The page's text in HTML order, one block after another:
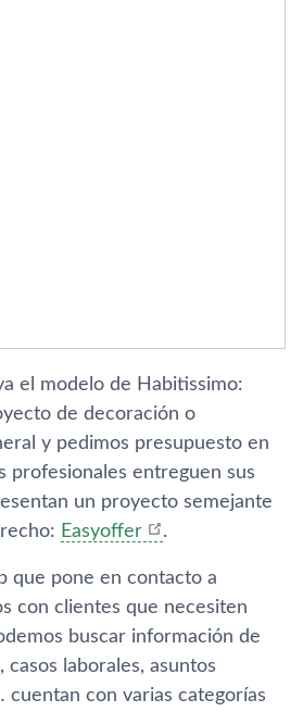
el modelo de Habitissimo:
de decoración o
y pedimos presupuesto en
profesionales entreguen sus
un proyecto semejante
Easyoffer .
que pone en contacto a
con clientes que necesiten
buscar información de
laborales, asuntos
cuentan con varias categorí­as